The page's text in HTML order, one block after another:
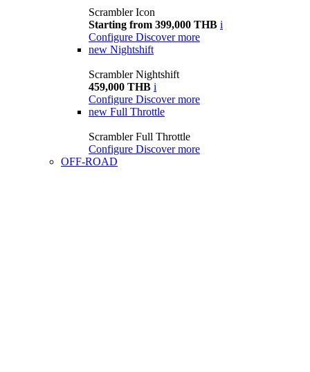
Scrambler Icon
Starting from 399,000 THB i
Configure Discover more
new Nightshift
Scrambler Nightshift
459,000 THB i
Configure Discover more
new Full Throttle
Scrambler Full Throttle
Configure Discover more
OFF-ROAD